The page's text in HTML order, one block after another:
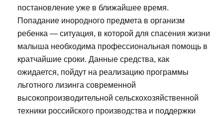
постановление уже в ближайшее время.
Попадание инородного предмета в организм
ребенка — ситуация, в которой для спасения жизни
малыша необходима профессиональная помощь в
кратчайшие сроки. Данные средства, как
ожидается, пойдут на реализацию программы
льготного лизинга современной
высокопроизводительной сельскохозяйственной
техники российского производства и поддержки